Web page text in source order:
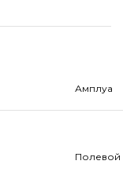
Амплуа
Полевой